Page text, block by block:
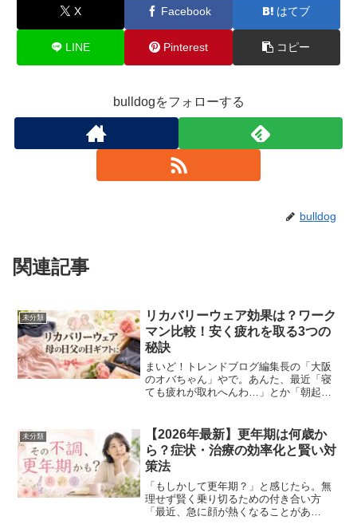
X Facebook はてブ
LINE Pinterest コピー
bulldogをフォローする
bulldog
関連記事
未分類
リカバリーウェア効果は？ワーク
マン比較！安く疲れを取る3つの
秘訣
まいど！トレンドブログ編集長の「大阪
のオバちゃん」やで。あんた、最近「寝
ても疲れが取れへんわ…」とか「朝起き
な。年齢のせいか、はたまた日々のバタ
バタのせいか、疲れが溜...
未分類
【2026年最新】更年期は何歳か
ら？症状・治療の効率化と賢い対
策法
「もしかして更年期？」と感じたら。無
理せず賢く乗り切るための付き合い方
「最近、急に顔が熱くなることがあ